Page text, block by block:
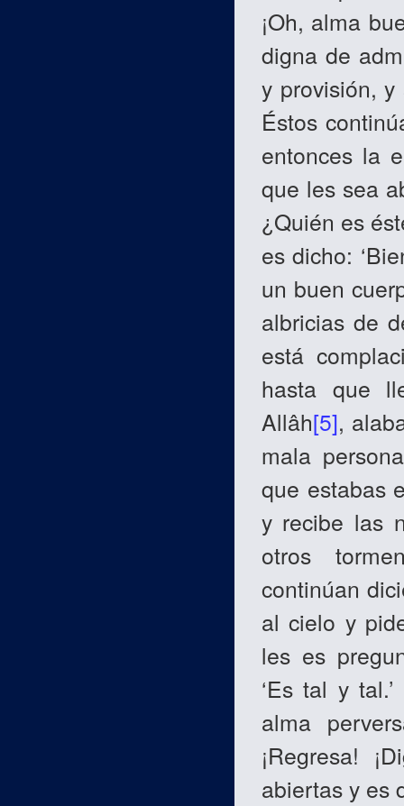
¡Oh, alma
digna de
y provisión,
Éstos
entonces la
que les sea
¿Quién es
es dicho:
un buen
albricias de
está
hasta que
Allâh[5],
mala
que estabas
y recibe las
otros
continúan
al cielo y
les es
‘Es tal y
alma
¡Regresa!
abiertas y es